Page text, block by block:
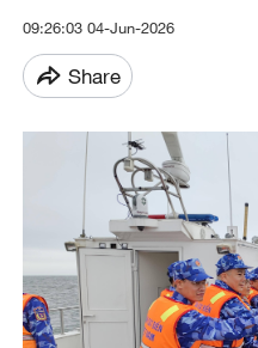
09:26:03 04-Jun-2026
Share